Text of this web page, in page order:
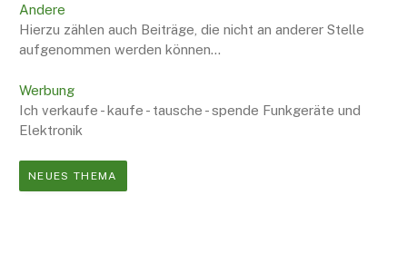
Andere
Hierzu zählen auch Beiträge, die nicht an anderer Stelle
aufgenommen werden können...
Werbung
Ich verkaufe - kaufe - tausche - spende Funkgeräte und
Elektronik
NEUES THEMA